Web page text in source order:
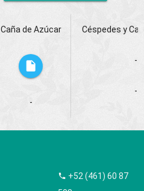
Caña de Azúcar
-
Céspedes y
-
-
+52 (461) 60 87